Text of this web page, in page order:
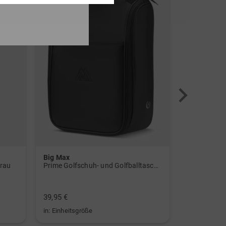
Big Max
39,95 €
in: Einheitsgröße